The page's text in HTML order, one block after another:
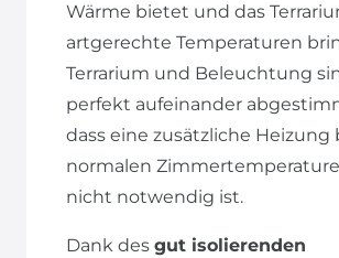
Wärme bietet und das
artgerechte Temperaturen
Terrarium und Beleuchtung
perfekt aufeinander
dass eine zusätzliche Heizung
normalen
nicht notwendig ist.
Dank des gut isolierenden